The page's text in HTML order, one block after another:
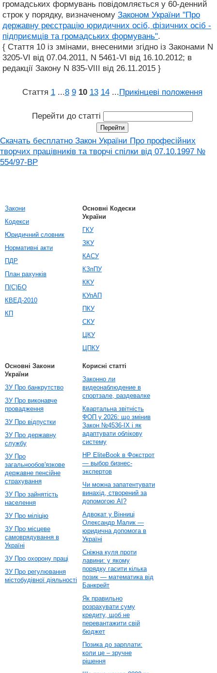
громадських формувань повідомляється у 60-денний
строк у порядку, визначеному Законом України "Про
державну реєстрацію юридичних осіб, фізичних осіб -
підприємців та громадських формувань".
{ Стаття 10 із змінами, внесеними згідно із Законами N
3205-VI від 07.04.2011, N 5461-VI від 16.10.2012; в
редакції Закону N 835-VIII від 26.11.2015 }
Стаття 1 ...8 9 10 13 14 ...Прикінцеві положення
Перейти до статті
Скачать бесплатно Закон України Про професійних
творчих працівників та творчі спілки від 07.10.1997 №
554/97-ВР
Закони
Кодекси
Юридичний словник
Нормативні акти
ПДР
План рахунків
П(С)БО
КВЕД-2010
КП
Основні Кодески
України
ГКУ
ЗКУ
КАСУ
КЗпПУ
ККУ
КУпАП
ПКУ
СКУ
ЦКУ
ЦПКУ
Основні Закони
України
ЗУ Про банкрутство
ЗУ Про виконавче
провадження
ЗУ Про відпустки
ЗУ Про державну
службу
ЗУ Про
загальнообов'язкове
державне пенсійне
страхування
ЗУ Про зайнятість
населення
ЗУ Про міліцію
ЗУ Про місцеве
самоврядування в
Україні
ЗУ Про охорону праці
ЗУ Про регулювання
містобудівної діяльності
Корисні статті
Законно ли
видеонаблюдение в
спортзале, раздевалке
Квартальна звітність
ФОП у 2026: що змінив
Закон №4536-IX і як
адаптувати облікову
систему
HP EliteBook в Фокстрот
— выбор бизнес-
экспертов
Чи можна запатентувати
винахід, створений за
допомогою AI?
Адвокат у Вінниці
Олександр Малик —
юридична допомога в
Україні
Сніжна куля проти
лавини: у якому
порядку гасити кілька
позик — математика від
Банкрейт
Як правильно
розрахувати суму
кредиту, щоб не
перевантажити свій
бюджет
Позика до зарплати:
коли це – зручне
рішення